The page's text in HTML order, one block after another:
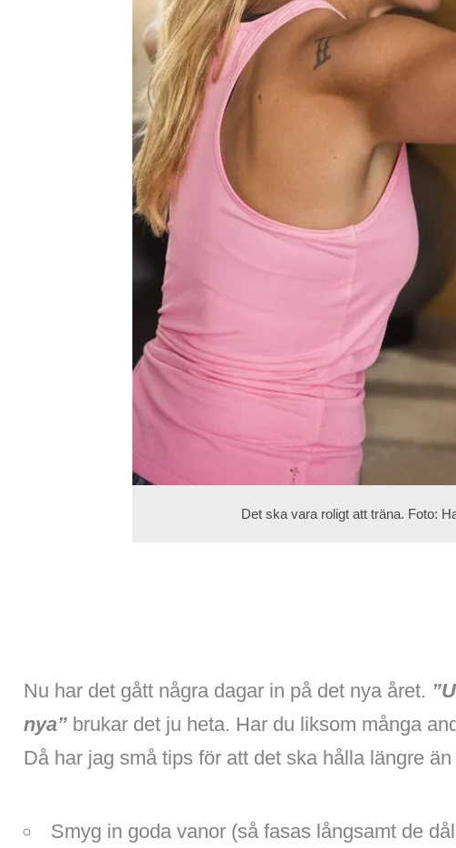
Det ska vara roligt att träna. Foto:
Nu har det gått några dagar in på det nya året.
nya” brukar det ju heta. Har du liksom många
Då har jag små tips för att det ska hålla längre
Smyg in goda vanor (så fasas långsamt de